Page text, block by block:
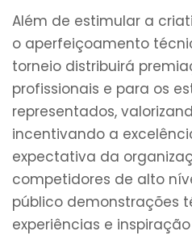
Além de estimular a
o aperfeiçoamento
torneio distribuirá
profissionais e para os
representados,
incentivando a
expectativa da
competidores de alto
público demonstrações
experiências e